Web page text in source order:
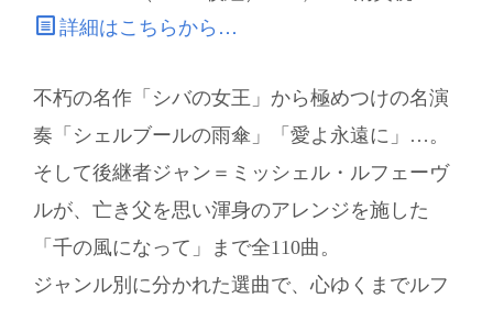
詳細はこちらから…
不朽の名作「シバの女王」から極めつけの名演
奏「シェルブールの雨傘」「愛よ永遠に」…。
そして後継者ジャン＝ミッシェル・ルフェーヴ
ルが、亡き父を思い渾身のアレンジを施した
「千の風になって」まで全110曲。
ジャンル別に分かれた選曲で、心ゆくまでルフ